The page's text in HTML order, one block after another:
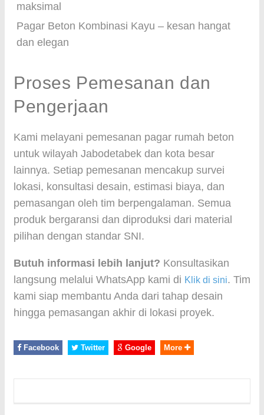
maksimal
Pagar Beton Kombinasi Kayu – kesan hangat
dan elegan
Proses Pemesanan dan
Pengerjaan
Kami melayani pemesanan pagar rumah beton
untuk wilayah Jabodetabek dan kota besar
lainnya. Setiap pemesanan mencakup survei
lokasi, konsultasi desain, estimasi biaya, dan
pemasangan oleh tim berpengalaman. Semua
produk bergaransi dan diproduksi dari material
pilihan dengan standar SNI.
Butuh informasi lebih lanjut? Konsultasikan
langsung melalui WhatsApp kami di Klik di sini. Tim
kami siap membantu Anda dari tahap desain
hingga pemasangan akhir di lokasi proyek.
Facebook Twitter Google More